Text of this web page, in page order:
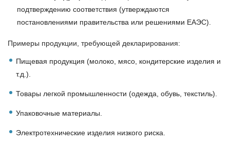
подтверждению соответствия (утверждаются
постановлениями правительства или решениями ЕАЭС).
Примеры продукции, требующей декларирования:
Пищевая продукция (молоко, мясо, кондитерские изделия и
т.д.).
Товары легкой промышленности (одежда, обувь, текстиль).
Упаковочные материалы.
Электротехнические изделия низкого риска.